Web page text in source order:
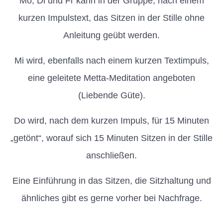
kurzen Impulstext, das Sitzen in der Stille ohne
Anleitung geübt werden.
Mi wird, ebenfalls nach einem kurzen Textimpuls,
eine geleitete Metta-Meditation angeboten
(Liebende Güte).
Do wird, nach dem kurzen Impuls, für 15 Minuten
„getönt“, worauf sich 15 Minuten Sitzen in der Stille
anschließen.
Eine Einführung in das Sitzen, die Sitzhaltung und
ähnliches gibt es gerne vorher bei Nachfrage.